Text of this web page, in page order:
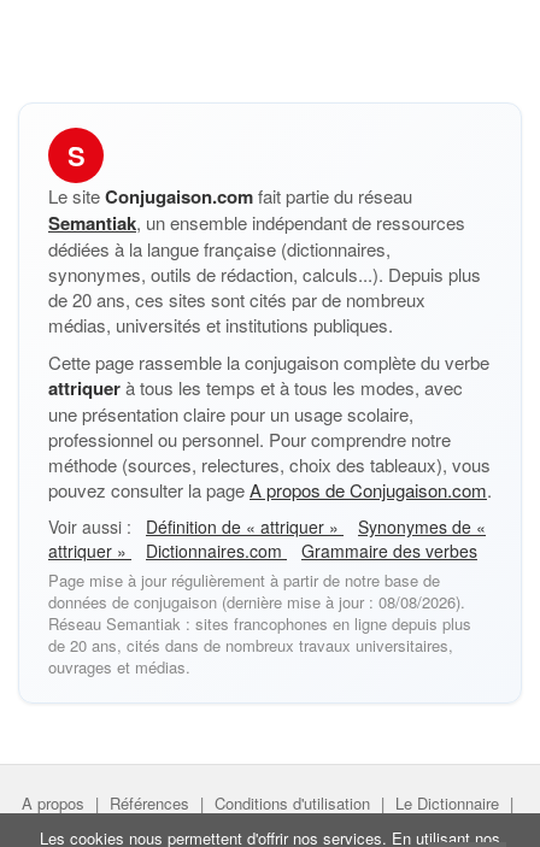
S
Le siteConjugaison.comfait partie du réseau
Semantiak, un ensemble indépendant de ressources
dédiées à la langue française (dictionnaires,
synonymes, outils de rédaction, calculs...). Depuis plus
de 20 ans, ces sites sont cités par de nombreux
médias, universités et institutions publiques.
Cette page rassemble la conjugaison complète du verbe
attriquerà tous les temps et à tous les modes, avec
une présentation claire pour un usage scolaire,
professionnel ou personnel. Pour comprendre notre
méthode (sources, relectures, choix des tableaux), vous
pouvez consulter la pageA propos de Conjugaison.com.
Voir aussi : Définition de « attriquer »
Synonymes de «
attriquer »
Dictionnaires.com Grammaire des verbes
Page mise à jour régulièrement à partir de notre base de
données de conjugaison (dernière mise à jour : 08/08/2026).
Réseau Semantiak : sites francophones en ligne depuis plus
de 20 ans, cités dans de nombreux travaux universitaires,
ouvrages et médias.
A propos | Références | Conditions d'utilisation | Le Dictionnaire |
Faire un lien | Liens utiles
Les cookies nous permettent d'offrir nos services. En utilisant nos